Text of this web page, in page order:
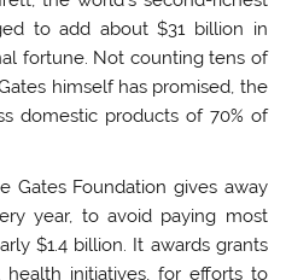
to add about $31 billion in
fortune. Not counting tens of
himself has promised, the
domestic products of 70% of
Gates Foundation gives away
year, to avoid paying most
$1.4 billion. It awards grants
initiatives, for efforts to